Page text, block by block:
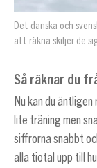
Det danska och
att räkna skiljer de
Så räknar du
Nu kan du
lite träning men
siffrorna snabbt
alla tiotal upp till